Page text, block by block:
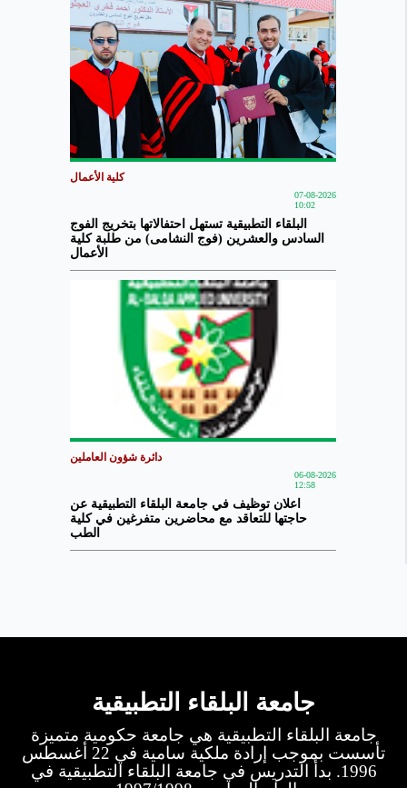
كلية الأعمال
07-08-2026
10:02
البلقاء التطبيقية تستهل احتفالاتها بتخريج الفوج
السادس والعشرين (فوج النشامى) من طلبة كلية
الأعمال
دائرة شؤون العاملين
06-08-2026
12:58
اعلان توظيف في جامعة البلقاء التطبيقية عن
حاجتها للتعاقد مع محاضرين متفرغين في كلية
الطب
جامعة البلقاء التطبيقية
جامعة البلقاء التطبيقية هي جامعة حكومية متميزة
تأسست بموجب إرادة ملكية سامية في 22 أغسطس
1996. بدأ التدريس في جامعة البلقاء التطبيقية في